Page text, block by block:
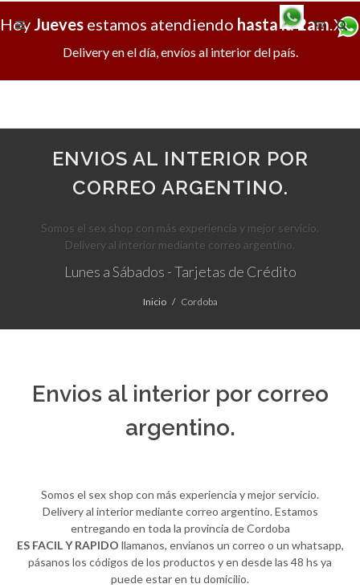
X
Hoy Jueves estamos atendiendo hasta la 2am.
Delivery en el día, envíos al interior del país.
ENVIOS AL INTERIOR POR
CORREO ARGENTINO.
Somos el sex shop con más experiencia y mejor servicio.
Delivery al interior mediante correo argentino.
Lunes a Sábados - Tarjetas de Crédito
Inicio Cordoba
Envios al interior por correo
argentino.
Somos el sex shop con más experiencia y mejor servicio.
Delivery al interior mediante correo argentino. Estamos
entregando en toda la provincia de Cordoba
ES FACIL Y RAPIDO llamanos, envianos un correo o un whatsapp,
pásanos los códigos de los productos y en desde las 48 hs ya
puede estar en tu domicilio.